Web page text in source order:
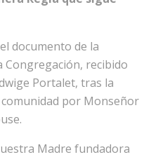
documento de la
Congregación, recibido
Portalet, tras la
por Monseñor
Madre fundadora